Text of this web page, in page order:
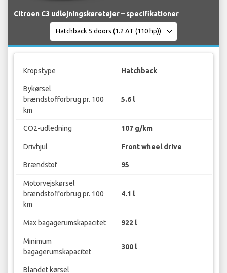
Citroen C3 udlejningskøretøjer – specifikationer
Kropstype Hatchback
Bykørsel
brændstofforbrug pr. 100
km
5.6 l
CO2-udledning 107 g/km
Drivhjul Front wheel drive
Brændstof 95
Motorvejskørsel
brændstofforbrug pr. 100
km
4.1 l
Max bagagerumskapacitet 922 l
Minimum
bagagerumskapacitet
300 l
Blandet kørsel